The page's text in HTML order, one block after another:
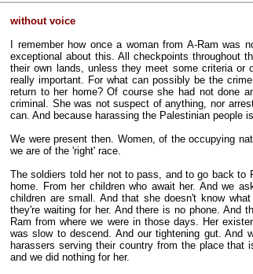
without voice
I remember how once a woman from A-Ram
exceptional about this. All checkpoints throughout
their own lands, unless they meet some criteria
really important. For what can possibly be the
return to her home? Of course she had not done
criminal. She was not suspect of anything, nor
can. And because harassing the Palestinian people
We were present then. Women, of the occupying
we are of the 'right' race.
The soldiers told her not to pass, and to go back to
home. From her children who await her. And we
children are small. And that she doesn't know
they're waiting for her. And there is no phone. And
Ram from where we were in those days. Her
was slow to descend. And our tightening gut. And
harassers serving their country from the place
and we did nothing for her.